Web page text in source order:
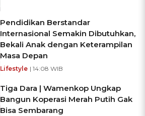
Pendidikan Berstandar
Internasional Semakin Dibutuhkan,
Bekali Anak dengan Keterampilan
Masa Depan
Lifestyle | 14:08 WIB
Tiga Dara | Wamenkop Ungkap
Bangun Koperasi Merah Putih Gak
Bisa Sembarang